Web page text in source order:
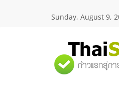
Sunday, August 9,
"ศูนย์